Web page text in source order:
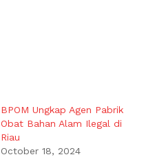
BPOM Ungkap Agen Pabrik
Obat Bahan Alam Ilegal di
Riau
October 18, 2024